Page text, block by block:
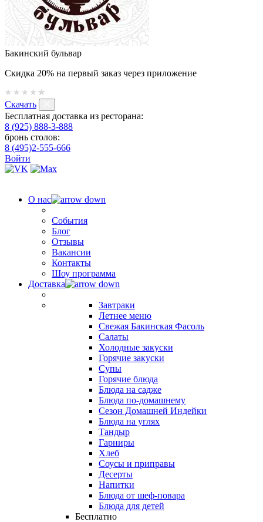
Бакинский бульвар
Скидка 20% на первый заказ через приложение
Скачать
Бесплатная доставка из ресторана:
8 (925) 888-3-888
бронь столов:
8 (495)2-555-666
Войти
О нас
События
Блог
Отзывы
Вакансии
Контакты
Шоу программа
Доставка
Завтраки
Летнее меню
Свежая Бакинская Фасоль
Салаты
Холодные закуски
Горячие закуски
Супы
Горячие блюда
Блюда на садже
Блюда по-домашнему
Сезон Домашней Индейки
Блюда на углях
Тандыр
Гарниры
Хлеб
Соусы и приправы
Десерты
Напитки
Блюда от шеф-повара
Блюда для детей
Бесплатно